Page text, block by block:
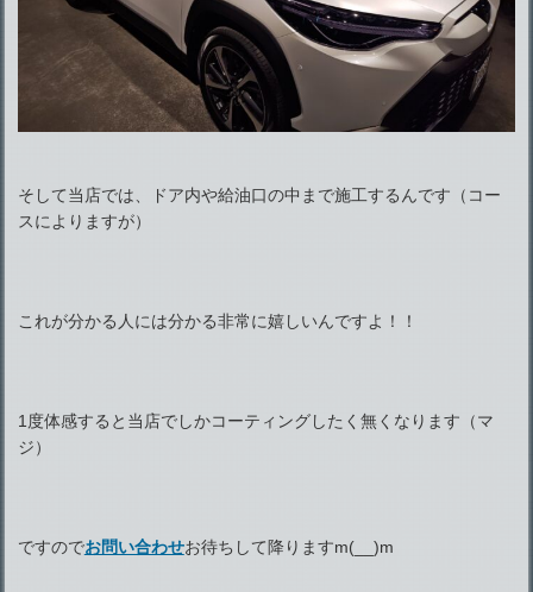
そして当店では、ドア内や給油口の中まで施工するんです（コー
スによりますが）
これが分かる人には分かる非常に嬉しいんですよ！！
1度体感すると当店でしかコーティングしたく無くなります（マ
ジ）
ですのでお問い合わせお待ちして降りますm(__)m